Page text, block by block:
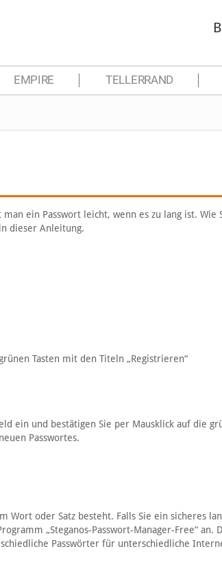
EMPIRE TELLERRAND
ein Passwort leicht, wenn es zu lang ist. Wie
dieser Anleitung.
Tasten mit den Titeln „Registrieren“
ein und bestätigen Sie per Mausklick auf die
Passwortes.
Wort oder Satz besteht. Falls Sie ein sicheres
„Steganos-Passwort-Manager-Free“ an.
Passwörter für unterschiedliche